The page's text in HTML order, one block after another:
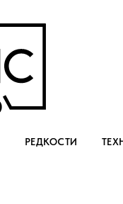
РЕДКОСТИ